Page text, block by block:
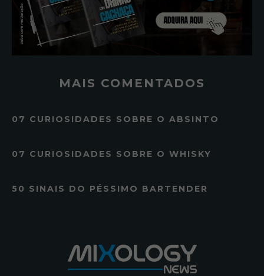
MAIS COMENTADOS
07 CURIOSIDADES SOBRE O ABSINTO
07 CURIOSIDADES SOBRE O WHISKY
50 SINAIS DO PÉSSIMO BARTENDER